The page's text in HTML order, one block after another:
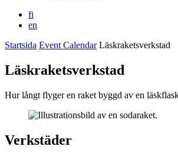
fi
en
Startsida Event Calendar Läskraketsverkstad
Läskraketsverkstad
Hur långt flyger en raket byggd av en
Verkstäder